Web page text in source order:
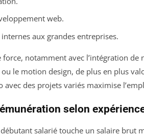
web.
aux grandes entreprises.
force, notamment avec l’intégration de
ou le motion design, de plus en plus
des projets variés maximise
selon
salarié touche un salaire brut